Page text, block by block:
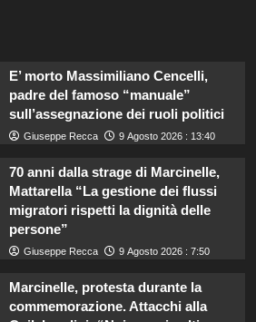
E’ morto Massimiliano Cencelli,
padre del famoso “manuale”
sull’assegnazione dei ruoli politici
Giuseppe Recca 9 Agosto 2026 : 13:40
70 anni dalla strage di Marcinelle,
Mattarella “La gestione dei flussi
migratori rispetti la dignità delle
persone”
Giuseppe Recca 9 Agosto 2026 : 7:50
Marcinelle, protesta durante la
commemorazione. Attacchi alla